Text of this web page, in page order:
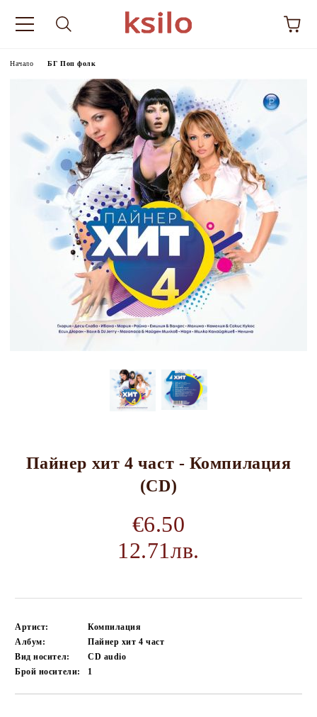
Начало БГ Поп фолк
Пайнер хит 4 част - Компилация
(CD)
€6.50
12.71лв.
Артист:
Компилация
Албум:
Пайнер хит 4 част
Вид носител:
CD audio
Брой носители:
1